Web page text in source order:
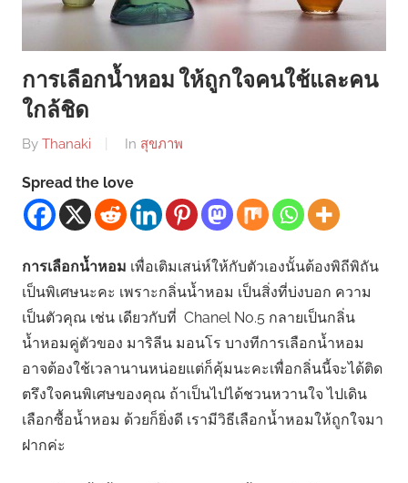
การเลือกน้ำหอม ให้ถูกใจคนใช้และคน
ใกล้ชิด
By Thanaki In สุขภาพ
Spread the love
การเลือกน้ำหอม เพื่อเติมเสน่ห์ให้กับตัวเองนั้นต้องพิถีพิถัน
เป็นพิเศษนะคะ เพราะกลิ่นน้ำหอม เป็นสิ่งที่บ่งบอก ความ
เป็นตัวคุณ เช่น เดียวกับที่ Chanel No.5 กลายเป็นกลิ่น
น้ำหอมคู่ตัวของ มาริลีน มอนโร บางทีการเลือกน้ำหอม
อาจต้องใช้เวลานานหน่อยแต่ก็คุ้มนะคะเพื่อกลิ่นนี้จะได้ติด
ตรึงใจคนพิเศษของคุณ ถ้าเป็นไปได้ชวนหวานใจ ไปเดิน
เลือกซื้อน้ำหอม ด้วยก็ยิ่งดี เรามีวิธีเลือกน้ำหอมให้ถูกใจมา
ฝากค่ะ